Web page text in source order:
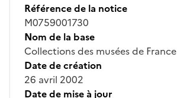
Référence de la notice
M0759001730
Nom de la base
Collections des musées de
Date de création
26 avril 2002
Date de mise à jour